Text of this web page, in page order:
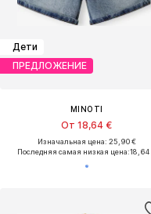
Дети
ПРЕДЛОЖЕНИЕ
MINOTI
От 18,64 €
Изначальная цена: 25,90 €
Последняя самая низкая цена:18,64